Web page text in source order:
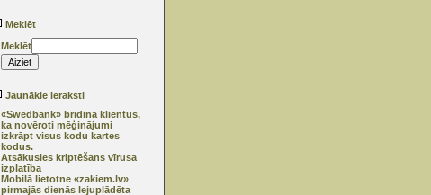
Meklēt
Meklēt
Jaunākie ieraksti
«Swedbank» brīdina klientus,
ka novēroti mēģinājumi
izkrāpt visus kodu kartes
kodus.
Atsākusies kriptēšans vīrusa
izplatība
Mobilā lietotne «zakiem.lv»
pirmajās dienās lejuplādēta